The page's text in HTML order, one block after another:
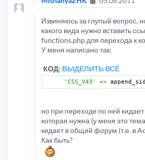
Извиняюсь за глупый вопрос,
какого вида нужно вставить
functions.php для перехода к
У меня написано так:
КОД: ВЫДЕЛИТЬ ВСЁ
'CSS_V43' => append_sid
но при переходе по ней
которая нужна (у меня это
кидает в общий форум (т.е. в
Как быть?